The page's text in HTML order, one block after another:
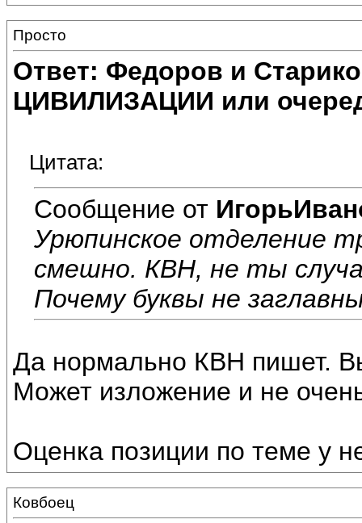
Просто
Ответ: Федоров и
ЦИВИЛИЗАЦИИ или
Цитата:
Сообщение от
Урюпинское отделение
смешно. КВН, не ты
Почему буквы не
Да нормально КВН пишет.
Может изложение и не
Оценка позиции по теме у
Ковбоец